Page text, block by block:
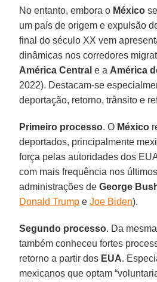
No entanto, embora o México
um país de origem e expulsão
final do século XX vem
dinâmicas nos corredores
América Central e a América
2022). Destacam-se
deportação, retorno, trânsito e
Primeiro processo. O México
deportados, principalmente
força pelas autoridades dos
com mais frequência nos
administrações deGeorge
Donald Trump eJoe Biden).
Segundo processo. Da
também conheceu fortes
retorno a partir dos EUA.
mexicanos que optam